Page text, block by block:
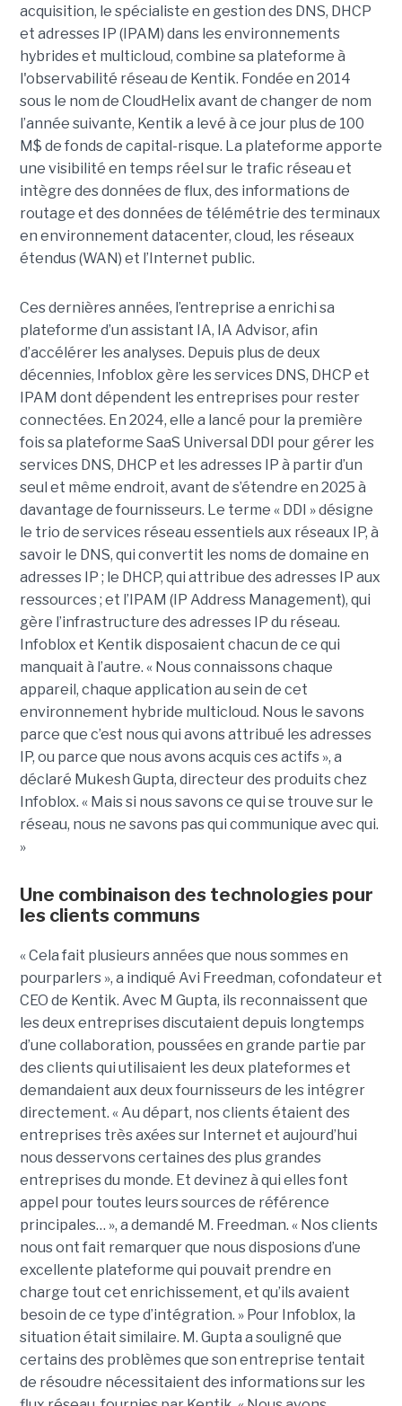
acquisition, le spécialiste en gestion des DNS, DHCP
et adresses IP (IPAM) dans les environnements
hybrides et multicloud, combine sa plateforme à
l'observabilité réseau de Kentik. Fondée en 2014
sous le nom de CloudHelix avant de changer de nom
l’année suivante, Kentik a levé à ce jour plus de 100
M$ de fonds de capital-risque. La plateforme apporte
une visibilité en temps réel sur le trafic réseau et
intègre des données de flux, des informations de
routage et des données de télémétrie des terminaux
en environnement datacenter, cloud, les réseaux
étendus (WAN) et l’Internet public.
Ces dernières années, l’entreprise a enrichi sa
plateforme d’un assistant IA, IA Advisor, afin
d’accélérer les analyses. Depuis plus de deux
décennies, Infoblox gère les services DNS, DHCP et
IPAM dont dépendent les entreprises pour rester
connectées. En 2024, elle a lancé pour la première
fois sa plateforme SaaS Universal DDI pour gérer les
services DNS, DHCP et les adresses IP à partir d’un
seul et même endroit, avant de s’étendre en 2025 à
davantage de fournisseurs. Le terme « DDI » désigne
le trio de services réseau essentiels aux réseaux IP, à
savoir le DNS, qui convertit les noms de domaine en
adresses IP ; le DHCP, qui attribue des adresses IP aux
ressources ; et l’IPAM (IP Address Management), qui
gère l’infrastructure des adresses IP du réseau.
Infoblox et Kentik disposaient chacun de ce qui
manquait à l’autre. « Nous connaissons chaque
appareil, chaque application au sein de cet
environnement hybride multicloud. Nous le savons
parce que c’est nous qui avons attribué les adresses
IP, ou parce que nous avons acquis ces actifs », a
déclaré Mukesh Gupta, directeur des produits chez
Infoblox. « Mais si nous savons ce qui se trouve sur le
réseau, nous ne savons pas qui communique avec qui.
»
Une combinaison des technologies pour
les clients communs
« Cela fait plusieurs années que nous sommes en
pourparlers », a indiqué Avi Freedman, cofondateur et
CEO de Kentik. Avec M Gupta, ils reconnaissent que
les deux entreprises discutaient depuis longtemps
d’une collaboration, poussées en grande partie par
des clients qui utilisaient les deux plateformes et
demandaient aux deux fournisseurs de les intégrer
directement. « Au départ, nos clients étaient des
entreprises très axées sur Internet et aujourd’hui
nous desservons certaines des plus grandes
entreprises du monde. Et devinez à qui elles font
appel pour toutes leurs sources de référence
principales… », a demandé M. Freedman. « Nos clients
nous ont fait remarquer que nous disposions d’une
excellente plateforme qui pouvait prendre en
charge tout cet enrichissement, et qu’ils avaient
besoin de ce type d’intégration. » Pour Infoblox, la
situation était similaire. M. Gupta a souligné que
certains des problèmes que son entreprise tentait
de résoudre nécessitaient des informations sur les